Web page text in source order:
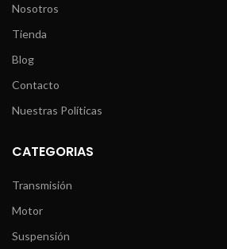
Nosotros
Tienda
Blog
Contacto
Nuestras Políticas
CATEGORIAS
Transmisión
Motor
Suspensión